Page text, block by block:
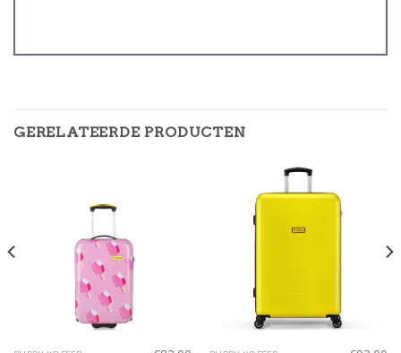
GERELATEERDE PRODUCTEN